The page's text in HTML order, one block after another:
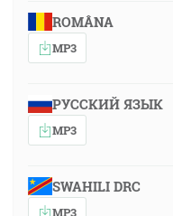
ROMÂNA
MP3
РУССКИЙ ЯЗЫК
MP3
SWAHILI DRC
MP3